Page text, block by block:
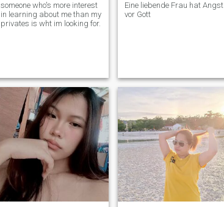
someone who's more interest
in learning about me than my
privates is wht im looking for.
Eine liebende Frau hat Angst
vor Gott